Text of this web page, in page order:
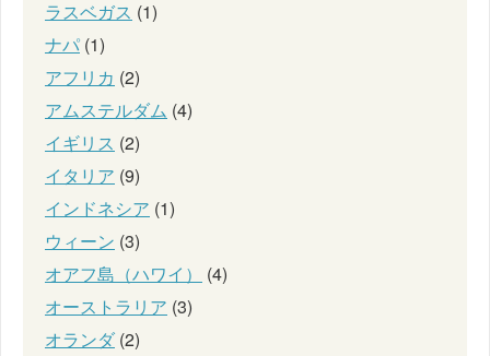
ラスベガス (1)
ナパ (1)
アフリカ (2)
アムステルダム (4)
イギリス (2)
イタリア (9)
インドネシア (1)
ウィーン (3)
オアフ島（ハワイ）
(4)
オーストラリア (3)
オランダ(2)